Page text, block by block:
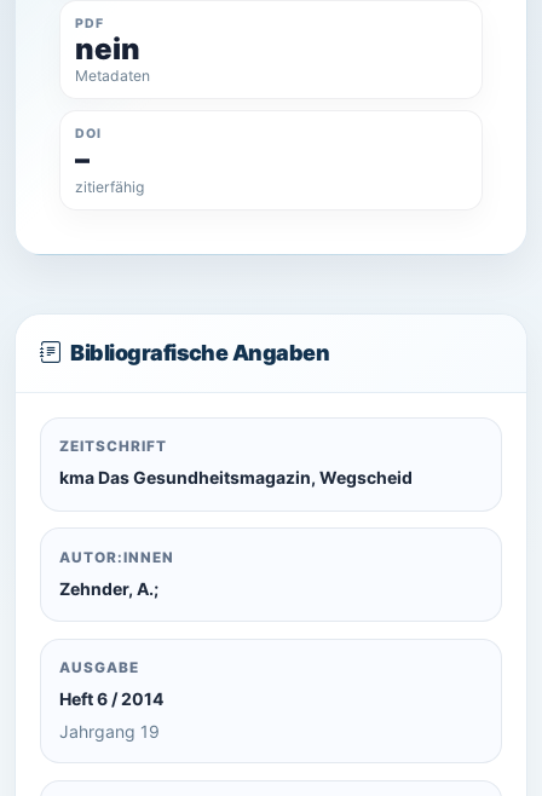
PDF
nein
Metadaten
DOI
–
zitierfähig
Bibliografische Angaben
ZEITSCHRIFT
kma Das Gesundheitsmagazin, Wegscheid
AUTOR:INNEN
Zehnder, A.;
AUSGABE
Heft 6 / 2014
Jahrgang 19